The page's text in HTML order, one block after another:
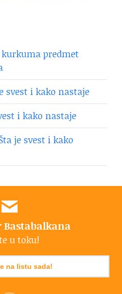
kurkuma predmet
svest i kako nastaje
i kako nastaje
je svest i kako
Bastabalkana
u toku!
na listu sada!